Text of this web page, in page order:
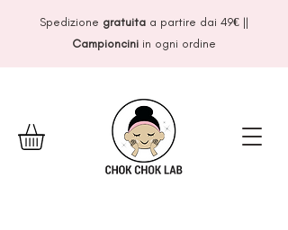
Spedizione gratuitaa partire dai 49€||
Campioncini in ogni ordine